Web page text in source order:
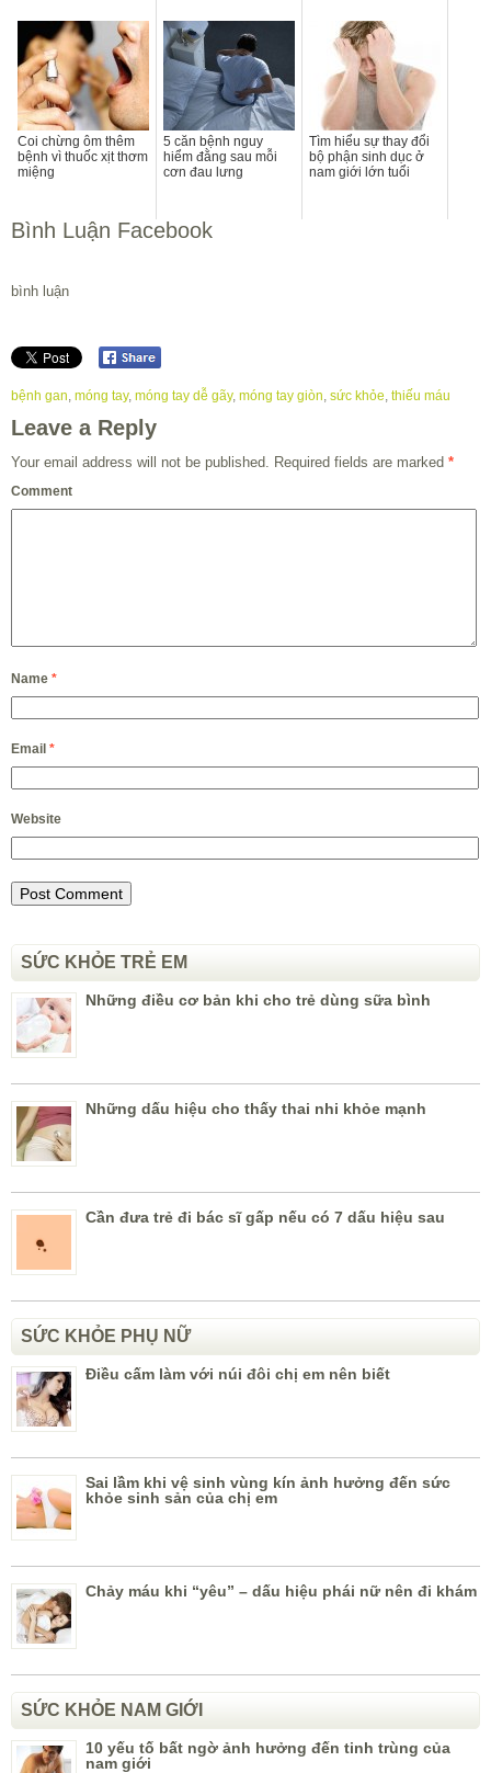
Coi chừng ôm thêm
bệnh vì thuốc xịt thơm
miệng
5 căn bệnh nguy
hiểm đằng sau mỗi
cơn đau lưng
Tìm hiểu sự thay đổi
bộ phận sinh dục ở
nam giới lớn tuổi
Bình Luận Facebook
bình luận
bệnh gan móng tay, móng tay dễ gãy, móng tay giòn sức khỏe thiếu máu
Leave a Reply
Your email address will not be published. Required fields are marked *
Comment
Name *
Email *
Website
SỨC KHỎE TRẺ EM
Những điều cơ bản khi cho trẻ dùng sữa bình
Những dấu hiệu cho thấy thai nhi khỏe mạnh
Cần đưa trẻ đi bác sĩ gấp nếu có 7 dấu hiệu sau
SỨC KHỎE PHỤ NỮ
Điều cấm làm với núi đôi chị em nên biết
Sai lầm khi vệ sinh vùng kín ảnh hưởng đến sức
khỏe sinh sản của chị em
Chảy máu khi “yêu” – dấu hiệu phái nữ nên đi khám
SỨC KHỎE NAM GIỚI
10 yếu tố bất ngờ ảnh hưởng đến tinh trùng của
nam giới